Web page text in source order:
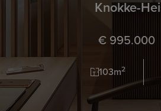
Knokke-
€ 995.000
103m2